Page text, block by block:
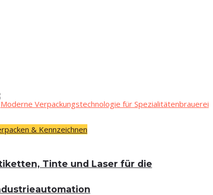
& Kennzeichnen
Tin­te und Laser für die